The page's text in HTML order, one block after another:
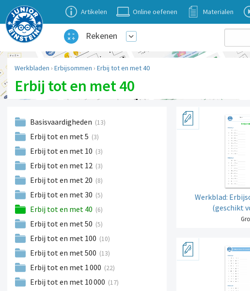
Artikelen Online oefenen Materialen
Rekenen
Werkbladen › Erbijsommen › Erbij tot en met 40
Erbij tot en met 40
Basisvaardigheden (13)
Erbij tot en met 5 (3)
Erbij tot en met 10 (3)
Erbij tot en met 12 (3)
Erbij tot en met 20 (8)
Erbij tot en met 30 (5)
Erbij tot en met 40 (6)
Erbij tot en met 50 (5)
Erbij tot en met 100 (10)
Erbij tot en met 500 (13)
Erbij tot en met 1000 (22)
Erbij tot en met 10000 (17)
Werkblad:
(geschikt